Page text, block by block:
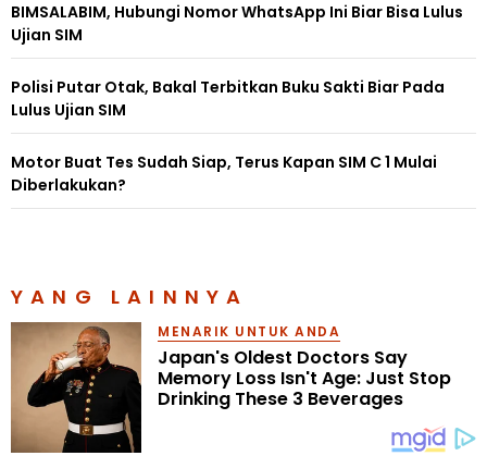
BIMSALABIM, Hubungi Nomor WhatsApp Ini Biar Bisa Lulus
Ujian SIM
Polisi Putar Otak, Bakal Terbitkan Buku Sakti Biar Pada
Lulus Ujian SIM
Motor Buat Tes Sudah Siap, Terus Kapan SIM C 1 Mulai
Diberlakukan?
YANG LAINNYA